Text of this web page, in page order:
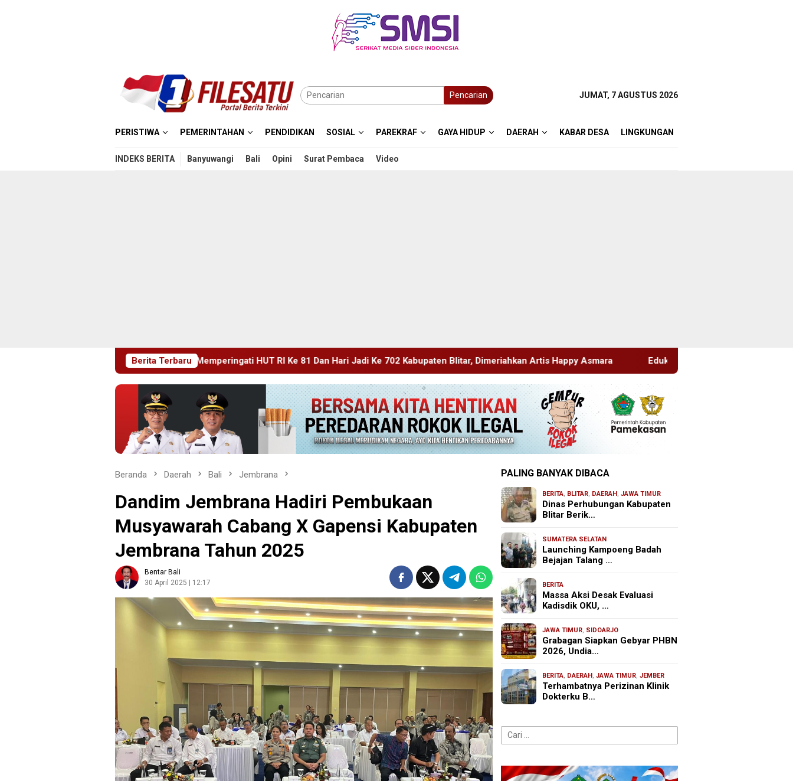
Pencarian JUMAT, 7 AGUSTUS 2026
PERISTIWA PEMERINTAHAN PENDIDIKAN SOSIAL PAREKRAF GAYA HIDUP DAERAH KABAR DESA LINGKUNGAN
INDEKS BERITA Banyuwangi Bali Opini Surat Pembaca Video
Berita Terbaru
Blitaria Expo 2026 Memperingati HUT RI Ke 81 Dan Hari Jadi Ke 702 Kabupaten Blitar, Dimeriahkan Artis Happy Asmara Edukasi Sejak Dini, Pemkab Sidoarjo Perkuat Pencegahan
Beranda Daerah Bali Jembrana
Dandim Jembrana Hadiri Pembukaan
Musyawarah Cabang X Gapensi Kabupaten
Jembrana Tahun 2025
Bentar Bali
30 April 2025 | 12:17
PALING BANYAK DIBACA
BERITA, BLITAR, DAERAH ,JAWA TIMUR
Dinas Perhubungan Kabupaten
Blitar Berik…
SUMATERA SELATAN
Launching Kampoeng Badah
Bejajan Talang …
BERITA
Massa Aksi Desak Evaluasi
Kadisdik OKU, …
JAWA TIMUR, SIDOARJO
Grabagan Siapkan Gebyar PHBN
2026, Undia…
BERITA, DAERAH ,JAWA TIMUR,JEMBER
Terhambatnya Perizinan Klinik
Dokterku B…
Cari
untuk: